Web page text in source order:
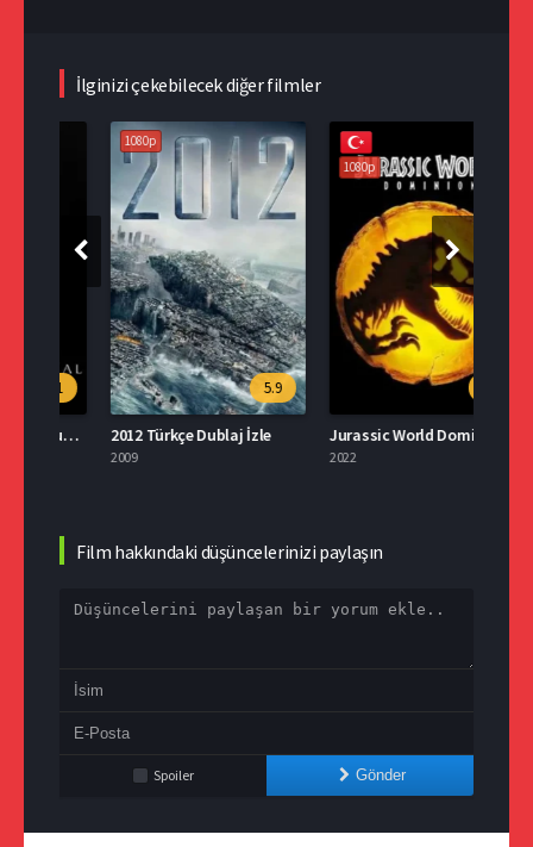
İlginizi çekebilecek diğer filmler
5.9
2012 Türkçe Dublaj İzle
1080p
5.6
Jurassic World Dominion İzle Türkçe Dublaj
Film hakkındaki düşüncelerinizi paylaşın
Spoiler Gönder